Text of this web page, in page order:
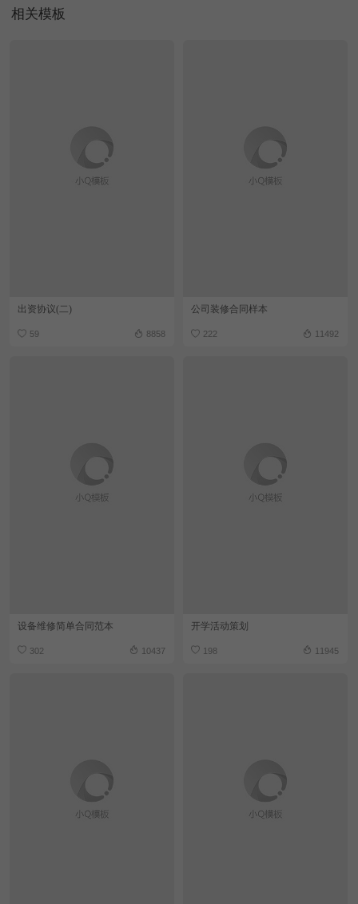
相关模板
出资协议(二)
59 8858
公司装修合同样本
222 11492
设备维修简单合同范本
302 10437
开学活动策划
198 11945